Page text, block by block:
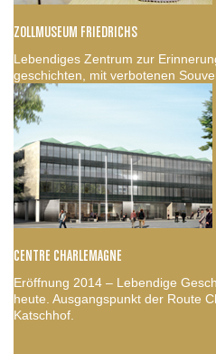
ZOLLMUSEUM FRIEDRICHS
Lebendiges Zentrum zur
geschichten, mit verbotenen
CENTRE CHARLEMAGNE
Eröffnung 2014 – Lebendige
heute. Ausgangspunkt der Route
Katschhof.